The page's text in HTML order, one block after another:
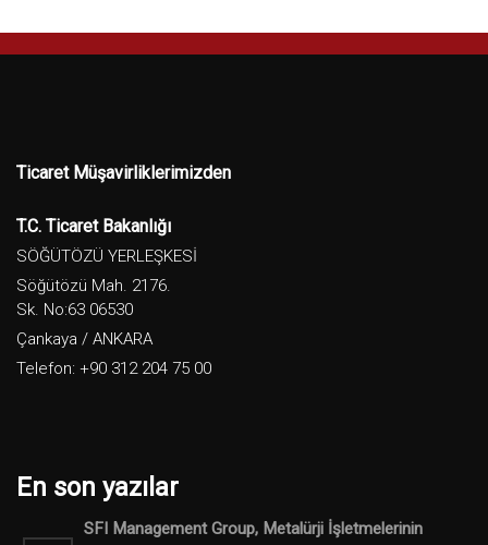
Ticaret Müşavirliklerimizden
T.C. Ticaret Bakanlığı
SÖĞÜTÖZÜ YERLEŞKESİ
Söğütözü Mah. 2176.
Sk. No:63 06530
Çankaya / ANKARA
Telefon: +90 312 204 75 00
En son yazılar
SFI Management Group, Metalürji İşletmelerinin